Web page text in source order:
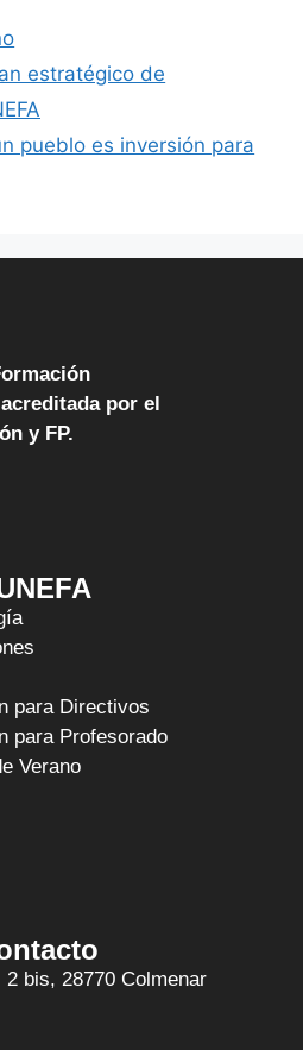
estratégico de
pueblo es inversión para
por el
y FP.
para Directivos
para Profesorado
Verano
2 bis, 28770 Colmenar